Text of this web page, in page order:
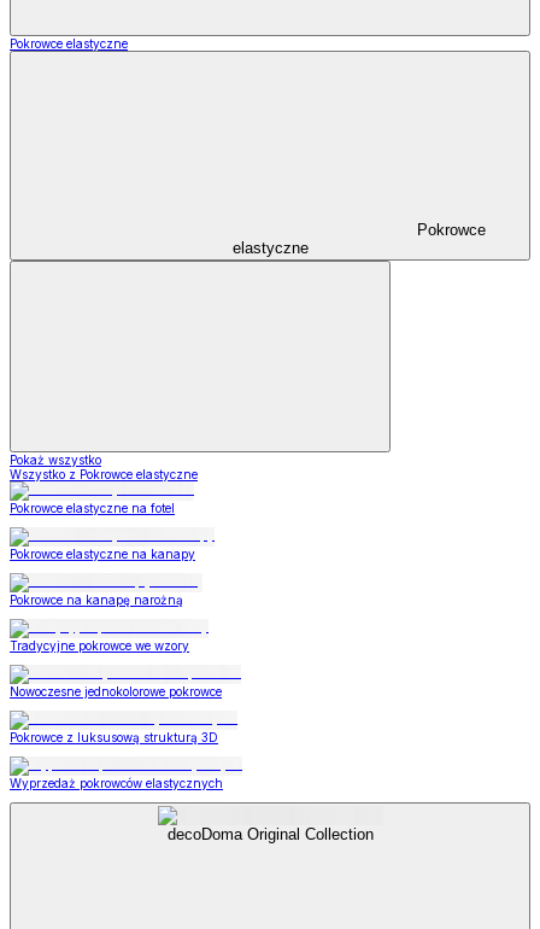
Pokrowce elastyczne
Pokrowce
elastyczne
Pokaż wszystko
Wszystko z Pokrowce elastyczne
Pokrowce elastyczne na fotel
Pokrowce elastyczne na kanapy
Pokrowce na kanapę narożną
Tradycyjne pokrowce we wzory
Nowoczesne jednokolorowe pokrowce
Pokrowce z luksusową strukturą 3D
Wyprzedaż pokrowców elastycznych
decoDoma Original Collection